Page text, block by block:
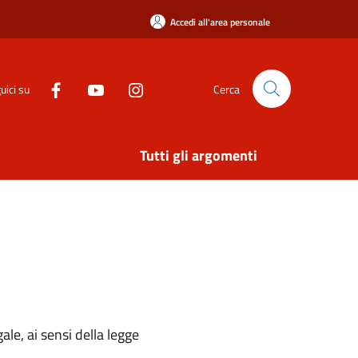
Accedi all'area personale
su Cerca
Tutti gli argomenti
ai sensi della legge